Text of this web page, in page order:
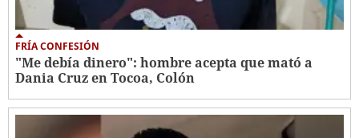
FRÍA CONFESIÓN
"Me debía dinero": hombre acepta que mató a
Dania Cruz en Tocoa, Colón